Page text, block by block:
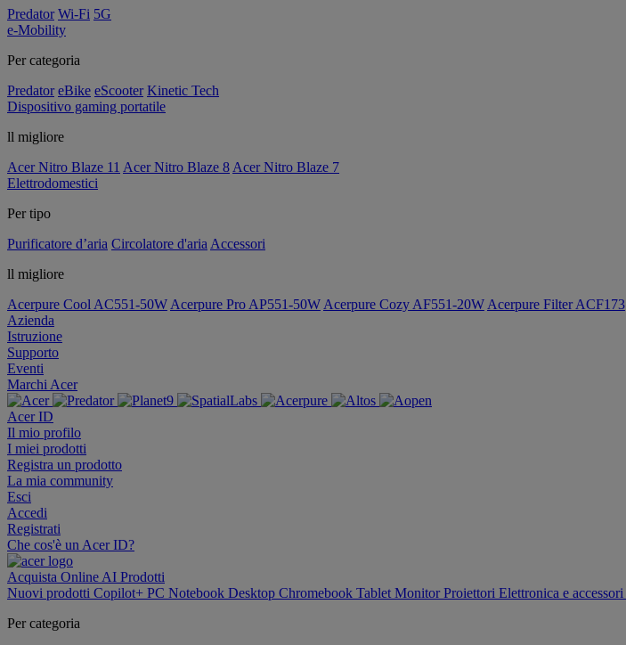
Predator Wi-Fi 5G
e-Mobility
Per categoria
Predator eBike eScooter Kinetic Tech
Dispositivo gaming portatile
ll migliore
Acer Nitro Blaze 11 Acer Nitro Blaze 8 Acer Nitro Blaze 7
Elettrodomestici
Per tipo
Purificatore d’aria Circolatore d'aria Accessori
ll migliore
Acerpure Cool AC551-50W Acerpure Pro AP551-50W Acerpure Cozy AF551-20W Acerpure Filter ACF173
Azienda
Istruzione
Supporto
Eventi
Marchi Acer
Acer ID
Il mio profilo
I miei prodotti
Registra un prodotto
La mia community
Esci
Accedi
Registrati
Che cos'è un Acer ID?
Acquista Online AI Prodotti
Nuovi prodotti Copilot+ PC Notebook Desktop Chromebook Tablet MonitorProiettori Elettronica e accessori
Per categoria